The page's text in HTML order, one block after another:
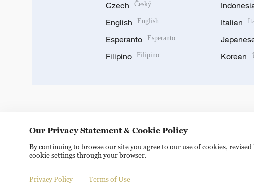
Czech Český
English English
Esperanto Esperanto
Filipino Filipino
Italian
Korean
Copyright © 2024 CGTN. 京ICP备20000184号
Our Privacy Statement & Cookie Policy
By continuing to browse our site you agree to our use of cookies,
cookie settings through your browser.
Privacy Policy Terms of Use